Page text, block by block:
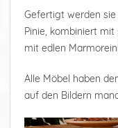
Gefertigt werden sie
Pinie, kombiniert mit
mit edlen
Alle Möbel haben
auf den Bildern